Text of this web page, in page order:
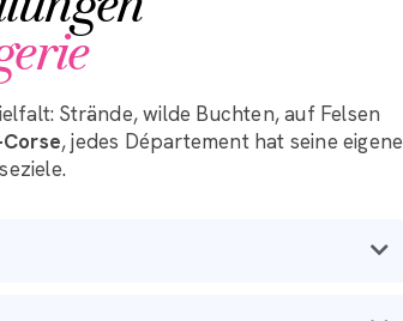
Strände, wilde Buchten, auf Felsen
, jedes Département hat seine eigene